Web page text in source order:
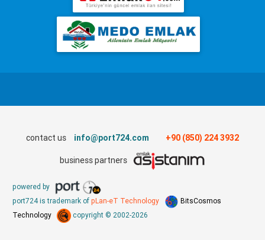
contact us info@port724.com +90 (850) 224 3932
business partners
powered by
port724 is trademark of pLan-eT Technology
BitsCosmos
Technology
copyright © 2002-2026